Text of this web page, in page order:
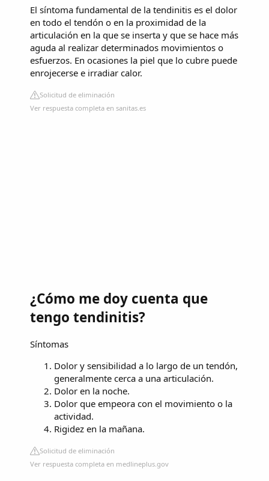
El síntoma fundamental de la tendinitis es el dolor
en todo el tendón o en la proximidad de la
articulación en la que se inserta y que se hace más
aguda al realizar determinados movimientos o
esfuerzos. En ocasiones la piel que lo cubre puede
enrojecerse e irradiar calor.
Solicitud de eliminación
Ver respuesta completa en sanitas.es
¿Cómo me doy cuenta que
tengo tendinitis?
Síntomas
Dolor y sensibilidad a lo largo de un tendón,
generalmente cerca a una articulación.
Dolor en la noche.
Dolor que empeora con el movimiento o la
actividad.
Rigidez en la mañana.
Solicitud de eliminación
Ver respuesta completa en medlineplus.gov